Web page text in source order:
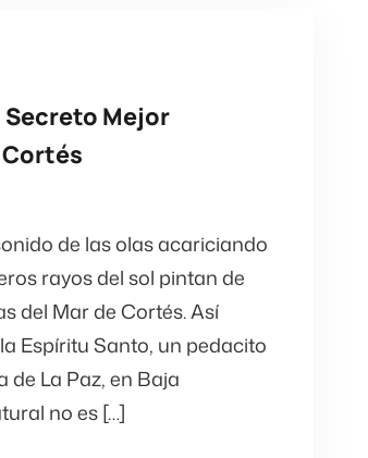
Secreto Mejor
de las olas acariciando
rayos del sol pintan de
del Mar de Cortés. Así
Espíritu Santo, un pedacito
de La Paz, en Baja
no es […]